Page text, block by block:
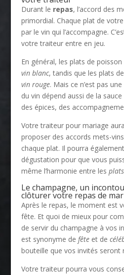
Durant le repas, l’accord des
primordial. Chaque plat de
par le vin qui l’accompagne.
votre traiteur entre en jeu.
En général, les plats de
vin blanc, tandis que les plats
vin rouge. Mais ce n’est pas
du vin dépend aussi de la
des épices, des
Votre traiteur pour mariage
proposer des accords mets-
chaque plat. Il pourra
dégustation pour que vous
même l’harmonie entre les plats
Le champagne, un
clôturer votre repas de
Après le repas, le moment est
fête. Et quoi de mieux pour
de servir du champagne à vos
est synonyme de fêteet de
bouteille que vos invités seront
Votre traiteur pourra vous